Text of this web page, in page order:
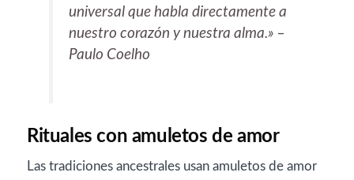
universal que habla directamente a
nuestro corazón y nuestra alma.» –
Paulo Coelho
Rituales con amuletos de amor
Las tradiciones ancestrales usan amuletos de amor